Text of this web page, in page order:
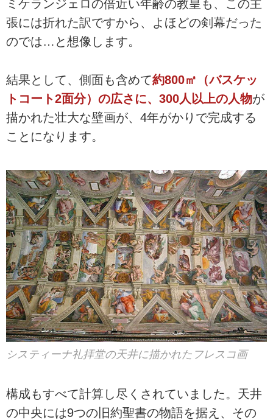
ミケランジェロの倍近い年齢の教皇も、この主
張には折れた訳ですから、よほどの剣幕だった
のでは…と想像します。
結果として、側面も含めて約800㎡（バスケッ
トコート2面分）の広さに、300人以上の人物が
描かれた壮大な壁画が、4年がかりで完成する
ことになります。
システィーナ礼拝堂の天井に描かれたフレスコ画
構成もすべて計算し尽くされていました。天井
の中央には9つの旧約聖書の物語を据え、その